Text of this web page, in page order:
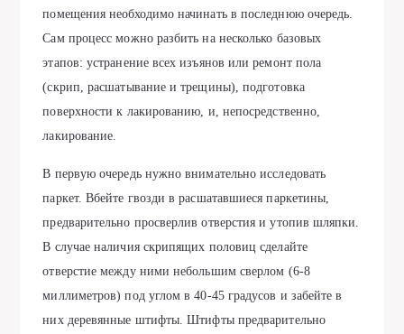
помещения необходимо начинать в последнюю очередь.
Сам процесс можно разбить на несколько базовых
этапов: устранение всех изъянов или ремонт пола
(скрип, расшатывание и трещины), подготовка
поверхности к лакированию, и, непосредственно,
лакирование.
В первую очередь нужно внимательно исследовать
паркет. Вбейте гвозди в расшатавшиеся паркетины,
предварительно просверлив отверстия и утопив шляпки.
В случае наличия скрипящих половиц сделайте
отверстие между ними небольшим сверлом (6-8
миллиметров) под углом в 40-45 градусов и забейте в
них деревянные штифты. Штифты предварительно